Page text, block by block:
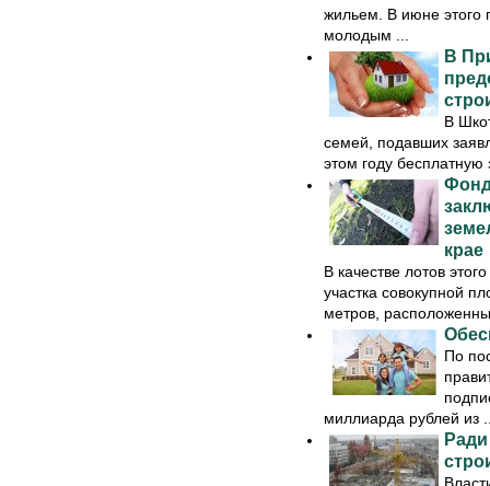
жильем. В июне этого
молодым ...
В
В
семей, подавших
этом году
крае
В качестве лотов
участка совокупной
метров,
По
миллиарда рублей из